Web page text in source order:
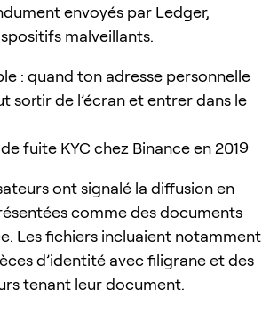
envoyés par Ledger,
malveillants.
: quand ton adresse personnelle
sortir de l’écran et entrer dans le
fuite KYC chez Binance en 2019
ont signalé la diffusion en
comme des documents
Les fichiers incluaient notamment
d’identité avec filigrane et des
tenant leur document.